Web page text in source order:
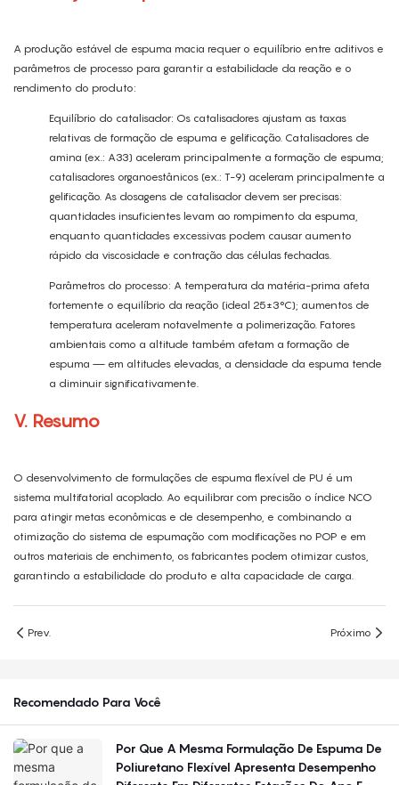
A produção estável de espuma macia requer o equilíbrio entre aditivos e
parâmetros de processo para garantir a estabilidade da reação e o
rendimento do produto:
Equilíbrio do catalisador: Os catalisadores ajustam as taxas
relativas de formação de espuma e gelificação. Catalisadores de
amina (ex.: A33) aceleram principalmente a formação de espuma;
catalisadores organoestânicos (ex.: T-9) aceleram principalmente a
gelificação. As dosagens de catalisador devem ser precisas:
quantidades insuficientes levam ao rompimento da espuma,
enquanto quantidades excessivas podem causar aumento
rápido da viscosidade e contração das células fechadas.
Parâmetros do processo: A temperatura da matéria-prima afeta
fortemente o equilíbrio da reação (ideal 25±3°C); aumentos de
temperatura aceleram notavelmente a polimerização. Fatores
ambientais como a altitude também afetam a formação de
espuma — em altitudes elevadas, a densidade da espuma tende
a diminuir significativamente.
V. Resumo
O desenvolvimento de formulações de espuma flexível de PU é um
sistema multifatorial acoplado. Ao equilibrar com precisão o índice NCO
para atingir metas econômicas e de desempenho, e combinando a
otimização do sistema de espumação com modificações no POP e em
outros materiais de enchimento, os fabricantes podem otimizar custos,
garantindo a estabilidade do produto e alta capacidade de carga.
Prev. Próximo
Recomendado Para Você
Por Que A Mesma Formulação De Espuma De
Poliuretano Flexível Apresenta Desempenho